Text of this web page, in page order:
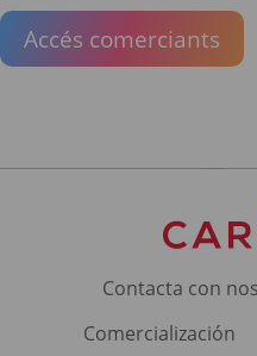
Accés comerciants
Contacta con
Comercialización